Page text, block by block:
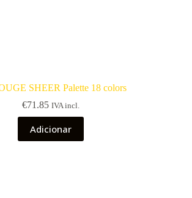
SHEER Palette 18 colors
€71.85 IVA incl.
Adicionar